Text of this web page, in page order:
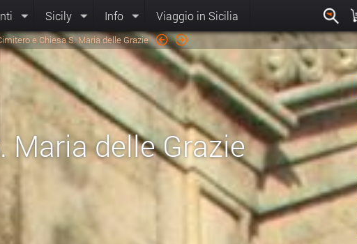
Sicily Info Viaggio in Sicilia
e Chiesa S. Maria delle Grazie
Maria delle Grazie